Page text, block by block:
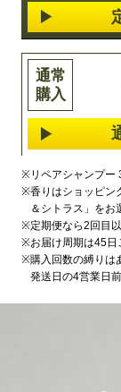
通常
購入
※リペアシャンプー
※香りはショッピン
＆シトラス」をお
※定期便なら2回目
※お届け周期は45日
※購入回数の縛りは
発送日の4営業日